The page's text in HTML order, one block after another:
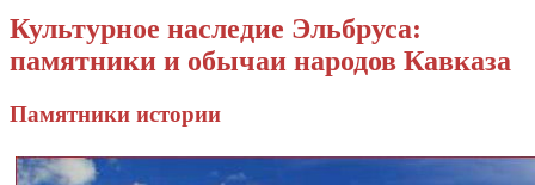
Культурное наследие Эльбруса:
памятники и обычаи народов Кавказа
Памятники истории